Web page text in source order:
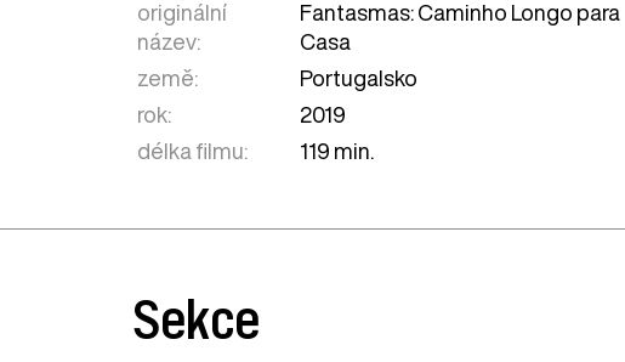
originální
název:
Fantasmas: Caminho Longo para
Casa
země:
Portugalsko
rok:
2019
délka filmu:
119 min.
Sekce